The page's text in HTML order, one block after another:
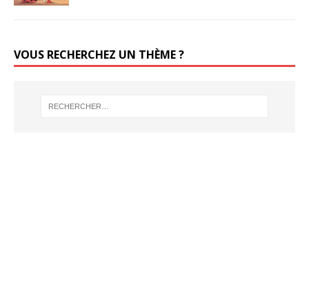
VOUS RECHERCHEZ UN THÈME ?